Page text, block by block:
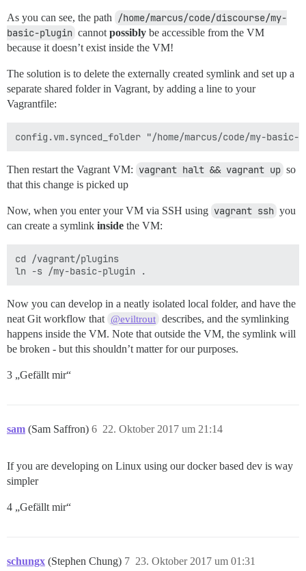
As you can see, the path /home/marcus/code/discourse/my-
basic-plugin cannotpossibly be accessible from the VM
because it doesn’t exist inside the VM!
The solution is to delete the externally created symlink and set up a
separate shared folder in Vagrant, by adding a line to your
Vagrantfile:
Then restart the Vagrant VM: vagrant halt && vagrant up so
that this change is picked up
Now, when you enter your VM via SSH using vagrant ssh you
can create a symlink inside the VM:
cd /vagrant/plugins
Now you can develop in a neatly isolated local folder, and have the
neat Git workflow that @eviltrout describes, and the symlinking
happens inside the VM. Note that outside the VM, the symlink will
be broken - but this shouldn’t matter for our purposes.
3 „Gefällt mir“
sam (Sam Saffron) 22. Oktober 2017 um 21:14
6
If you are developing on Linux using our docker based dev is way
simpler
4 „Gefällt mir“
schungx (Stephen Chung) 23. Oktober 2017 um 01:31
7